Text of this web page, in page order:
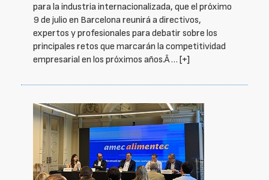
para la industria internacionalizada, que el próximo
9 de julio en Barcelona reunirá a directivos,
expertos y profesionales para debatir sobre los
principales retos que marcarán la competitividad
empresarial en los próximos años.Â … [+]